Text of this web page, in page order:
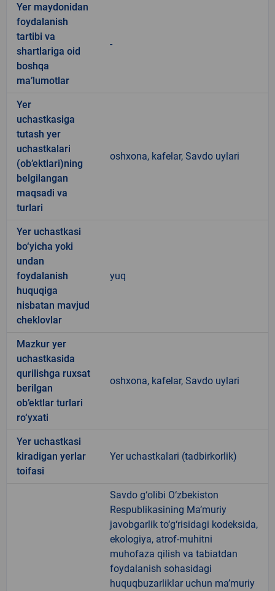
Yer maydonidan
foydalanish
tartibi va
shartlariga oid
boshqa
ma’lumotlar
-
Yer
uchastkasiga
tutash yer
uchastkalari
(ob’ektlari)ning
belgilangan
maqsadi va
turlari
oshxona, kafelar, Savdo uylari
Yer uchastkasi
bo‘yicha yoki
undan
foydalanish
huquqiga
nisbatan mavjud
cheklovlar
yuq
Mazkur yer
uchastkasida
qurilishga ruxsat
berilgan
ob’ektlar turlari
ro‘yxati
oshxona, kafelar, Savdo uylari
Yer uchastkasi
kiradigan yerlar
toifasi
Yer uchastkalari (tadbirkorlik)
Savdo g‘olibi O‘zbekiston
Respublikasining Ma’muriy
javobgarlik to‘g‘risidagi kodeksida,
ekologiya, atrof-muhitni
muhofaza qilish va tabiatdan
foydalanish sohasidagi
huquqbuzarliklar uchun ma’muriy